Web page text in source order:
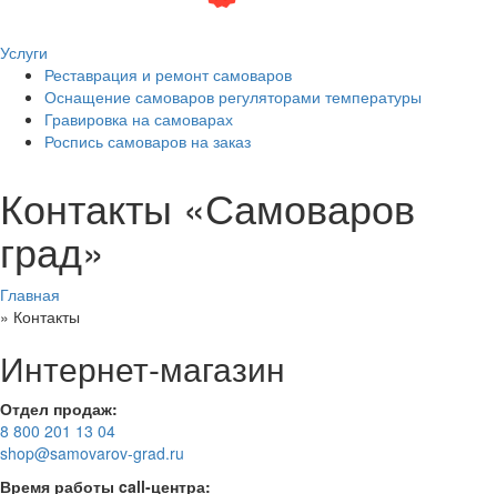
Услуги
Реставрация и ремонт самоваров
Оснащение самоваров регуляторами температуры
Гравировка на самоварах
Роспись самоваров на заказ
Контакты «Самоваров
град»
Главная
» Контакты
Интернет-магазин
Отдел продаж:
8 800 201 13 04
shop@samovarov-grad.ru
Время работы call-центра: